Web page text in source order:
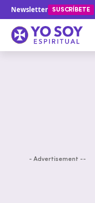
Newsletter SUSCRÍBETE
- Advertisement --